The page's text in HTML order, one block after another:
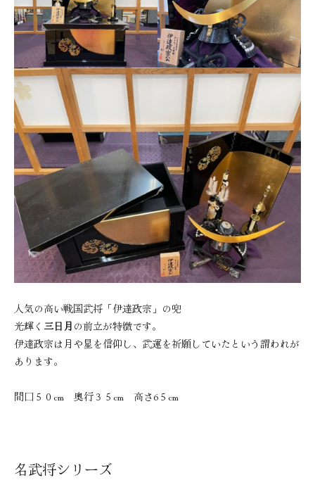
人気の高い戦国武将「伊達政宗」の兜
光輝く 三日月 の前立が特徴です。
伊達政宗は月や星を信仰し、武運を祈願していたという謂われが
あります。
間口５０cm 奥行３５cm 高さ6５cm
名武将シリーズ